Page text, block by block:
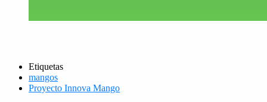
Etiquetas
mangos
Proyecto Innova Mango